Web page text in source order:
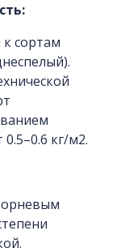
сортам
кг/м2.